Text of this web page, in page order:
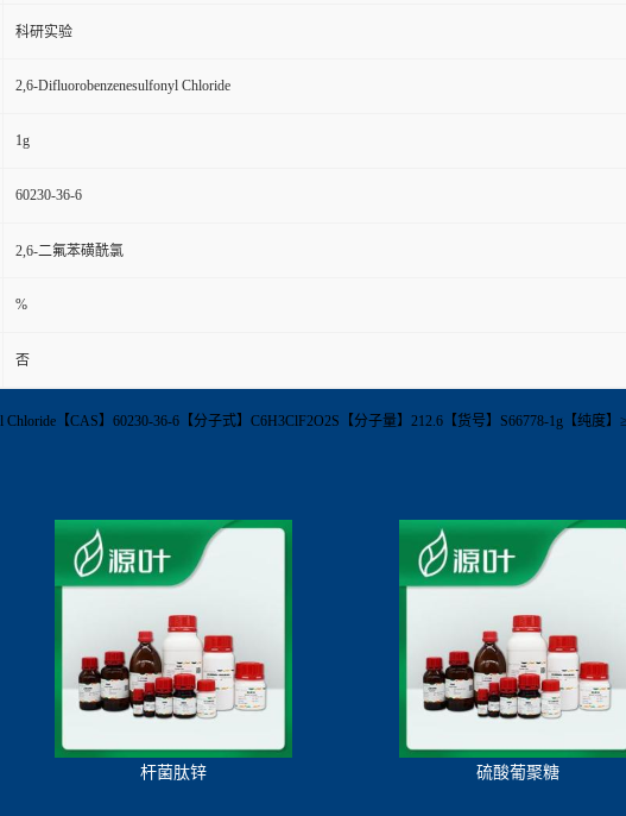
科研实验
2,6-Difluorobenzenesulfonyl Chloride
1g
60230-36-6
2,6-二氟苯磺酰氯
%
否
Chloride【CAS】60230-36-6【分子式】C6H3ClF2O2S【分子量】212.6【货号】S66778-1g【纯
杆菌肽锌 硫酸葡聚糖